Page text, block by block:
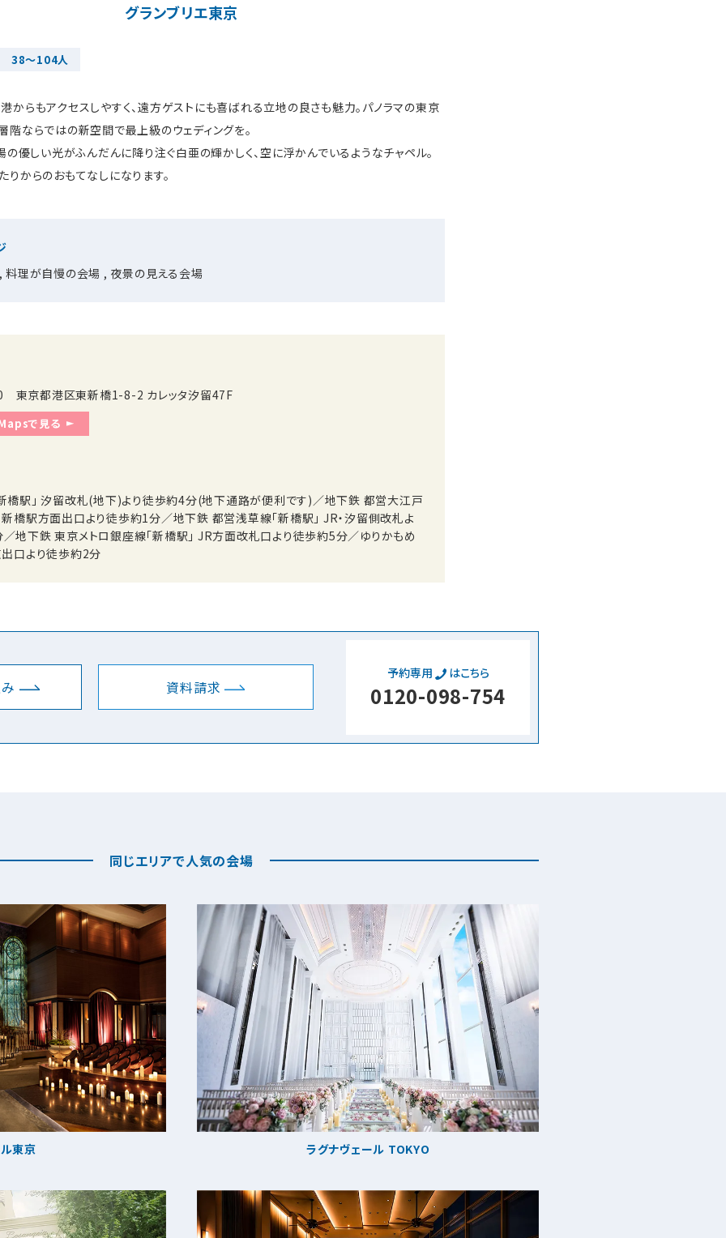
グランブリエ東京
38～104人
からもアクセスしやすく、遠方ゲストにも喜ばれる立地の良さも魅力。パノラマの東京
階ならではの新空間で最上級のウェディングを。
優しい光がふんだんに降り注ぐ白亜の輝かしく、空に浮かんでいるようなチャペル。
りからのおもてなしになります。
料理が自慢の会場
夜景の見える会場
東京都港区東新橋1-8-2 カレッタ汐留47F
で見る
橋駅」 汐留改札(地下)より徒歩約4分(地下通路が便利です)／地下鉄 都営大江戸
新橋駅方面出口より徒歩約1分／地下鉄 都営浅草線「新橋駅」 JR・汐留側改札よ
地下鉄 東京メトロ銀座線「新橋駅」 JR方面改札口より徒歩約5分／ゆりかもめ
出口より徒歩約2分
資料請求
予約専用 はこちら
0120-098-754
同じエリアで人気の会場
東京 ラグナヴェール TOKYO